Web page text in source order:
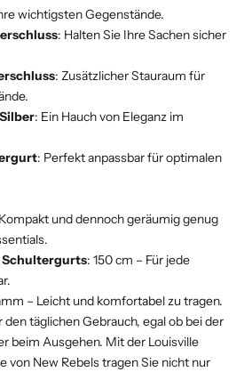
wichtigsten Gegenstände.
: Halten Sie Ihre Sachen sicher
: Zusätzlicher Stauraum für
: Ein Hauch von Eleganz im
: Perfekt anpassbar für optimalen
und dennoch geräumig genug
Schultergurts: 150 cm – Für jede
– Leicht und komfortabel zu tragen.
den täglichen Gebrauch, egal ob bei der
beim Ausgehen. Mit der Louisville
von New Rebels tragen Sie nicht nur